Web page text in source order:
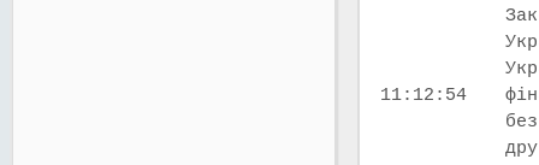
11:12:54